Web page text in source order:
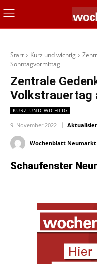
Start Kurz und wichtig
Sonntagvormittag
Zentrale
Volkstrauertag
KURZ UND WICHTIG
9. November 2022
Wochenblatt Neumarkt
Schaufenster